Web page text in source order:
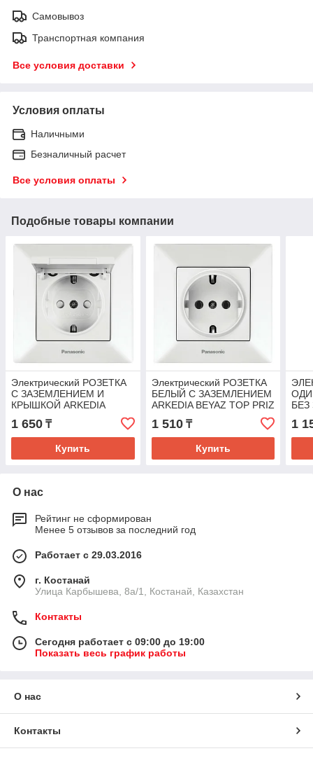
Самовывоз
Транспортная компания
Все условия доставки
Условия оплаты
Наличными
Безналичный расчет
Все условия оплаты
Подобные товары компании
Электрический РОЗЕТКА
C ЗАЗЕМЛЕНИЕМ И
КРЫШКОЙ ARKEDIA
BEYAZ KAP TOP PRIZ
(розетка с/з,с крыш.)
(VIKO)
1 650 ₸
Купить
Электрический РОЗЕТКА
БЕЛЫЙ C ЗАЗЕМЛЕНИЕМ
ARKEDIA BEYAZ TOP PRIZ
(розетка с/з)
1 510₸
Купить
1
О нас
Рейтинг не сформирован
Менее 5 отзывов за последний год
Работает с 29.03.2016
г. Костанай
Улица Карбышева, 8а/1, Костанай, Казахстан
Контакты
Сегодня работает с 09:00 до 19:00
Показать весь график работы
О нас
Контакты